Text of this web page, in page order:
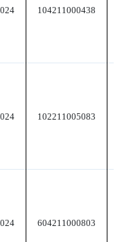
104211000438
102211005083
604211000803